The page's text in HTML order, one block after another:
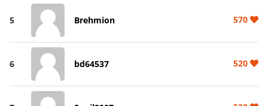
5 Brehmion 570
6 bd64537 520